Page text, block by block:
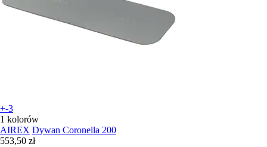
+-3
1 kolorów
AIREX Dywan Coronella 200
553,50 zł